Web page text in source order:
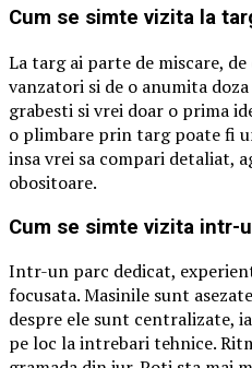
Cum se simte vizita la
La targ ai parte de miscare,
vanzatori si de o anumita
grabesti si vrei doar o prima
o plimbare prin targ poate fi
insa vrei sa compari detaliat,
obositoare.
Cum se simte vizita intr-
Intr-un parc dedicat,
focusata. Masinile sunt
despre ele sunt centralizate,
pe loc la intrebari tehnice.